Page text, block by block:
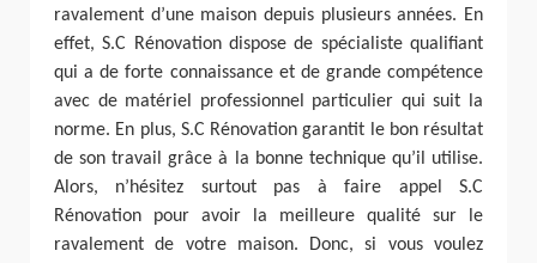
ravalement d’une maison depuis plusieurs années. En
effet, S.C Rénovation dispose de spécialiste qualifiant
qui a de forte connaissance et de grande compétence
avec de matériel professionnel particulier qui suit la
norme. En plus, S.C Rénovation garantit le bon résultat
de son travail grâce à la bonne technique qu’il utilise.
Alors, n’hésitez surtout pas à faire appel S.C
Rénovation pour avoir la meilleure qualité sur le
ravalement de votre maison. Donc, si vous voulez